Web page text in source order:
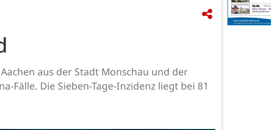
aus der Stadt Monschau und der
Fälle. Die Sieben-Tage-Inzidenz liegt bei 81